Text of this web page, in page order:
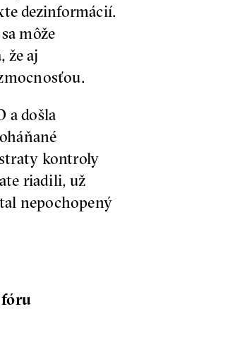
dezinformácií.
môže
že aj
a došla
kontroly
riadili, už
nepochopený